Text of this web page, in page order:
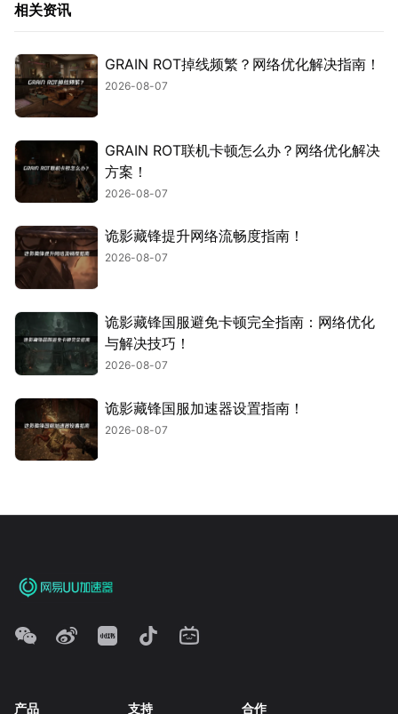
相关资讯
GRAIN ROT掉线频繁？网络优化解决指南！
2026-08-07
GRAIN ROT联机卡顿怎么办？网络优化解决
方案！
2026-08-07
诡影藏锋提升网络流畅度指南！
2026-08-07
诡影藏锋国服避免卡顿完全指南：网络优化
与解决技巧！
2026-08-07
诡影藏锋国服加速器设置指南！
2026-08-07
产品 支持 合作